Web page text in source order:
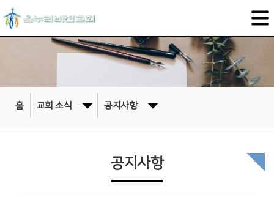
홈 교회 소식 공지사항
공지사항